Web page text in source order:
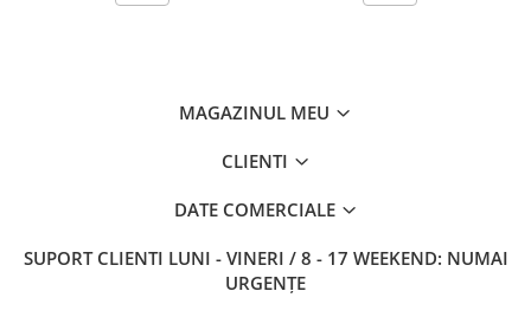
MAGAZINUL MEU
CLIENTI
DATE COMERCIALE
SUPORT CLIENTI LUNI - VINERI / 8 - 17 WEEKEND: NUMAI
URGENȚE